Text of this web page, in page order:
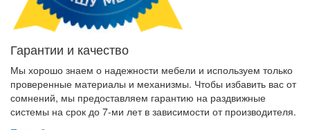
Гарантии и качество
Мы хорошо знаем о надежности мебели и используем только
проверенные материалы и механизмы. Чтобы избавить вас от
сомнений, мы предоставляем гарантию на раздвижные
системы на срок до 7-ми лет в зависимости от производителя.